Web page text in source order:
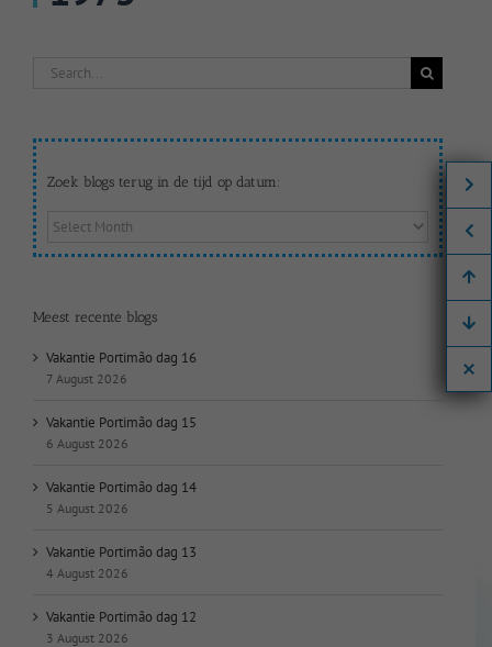
Search
Zoek blogs terug in de tijd op datum:
Zoek
op
datum:
Meest recente blogs
Vakantie Portimão dag 16
7 August 2026
Vakantie Portimão dag 15
6 August 2026
Vakantie Portimão dag 14
5 August 2026
Vakantie Portimão dag 13
4 August 2026
Vakantie Portimão dag 12
3 August 2026